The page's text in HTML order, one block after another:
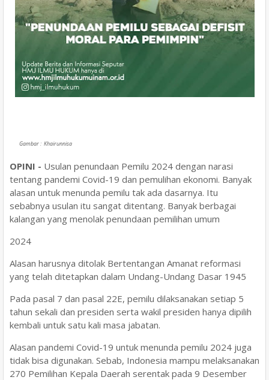
Gambar : Khairunnisa
OPINI - Usulan penundaan Pemilu 2024 dengan narasi
tentang pandemi Covid-19 dan pemulihan ekonomi. Banyak
alasan untuk menunda pemilu tak ada dasarnya. Itu
sebabnya usulan itu sangat ditentang. Banyak berbagai
kalangan yang menolak penundaan pemilihan umum
2024
Alasan harusnya ditolak Bertentangan Amanat reformasi
yang telah ditetapkan dalam Undang-Undang Dasar 1945
Pada pasal 7 dan pasal 22E, pemilu dilaksanakan setiap 5
tahun sekali dan presiden serta wakil presiden hanya dipilih
kembali untuk satu kali masa jabatan.
Alasan pandemi Covid-19 untuk menunda pemilu 2024 juga
tidak bisa digunakan. Sebab, Indonesia mampu melaksanakan
270 Pemilihan Kepala Daerah serentak pada 9 Desember